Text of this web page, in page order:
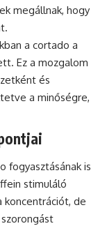
megállnak, hogy
a cortado a
Ez a mozgalom
és
a minőségre,
fogyasztásának is
stimuláló
koncentrációt, de